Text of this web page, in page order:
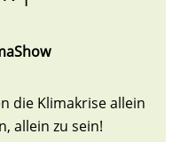
die Klimakrise allein
allein zu sein!